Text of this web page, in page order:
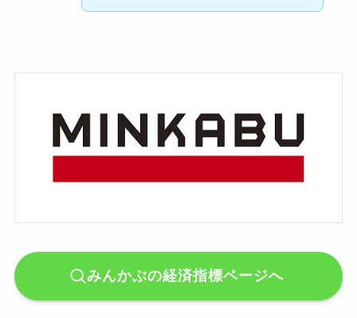
みんかぶの経済指標ページへ